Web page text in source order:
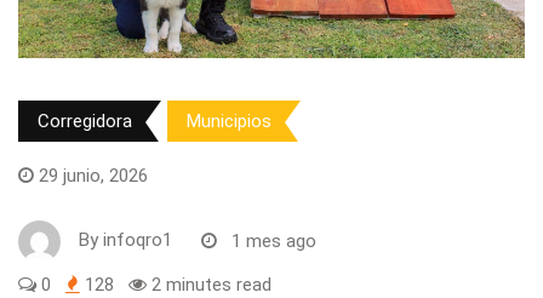
Corregidora Municipios
29 junio, 2026
By infoqro1 1 mes ago
0 128 2 minutes read